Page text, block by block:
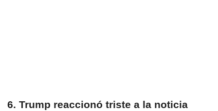
6. Trump reaccionó triste a la noticia